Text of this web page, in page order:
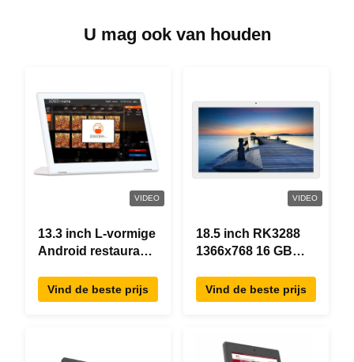
U mag ook van houden
VIDEO
13.3 inch L-vormige
Android restaurant
1920×1080
touchscreen, WiFi
Vind de beste prijs
VIDEO
18.5 inch RK3288
1366x768 16 GB
One Android Tablet
Modern ontwerp
Vind de beste prijs